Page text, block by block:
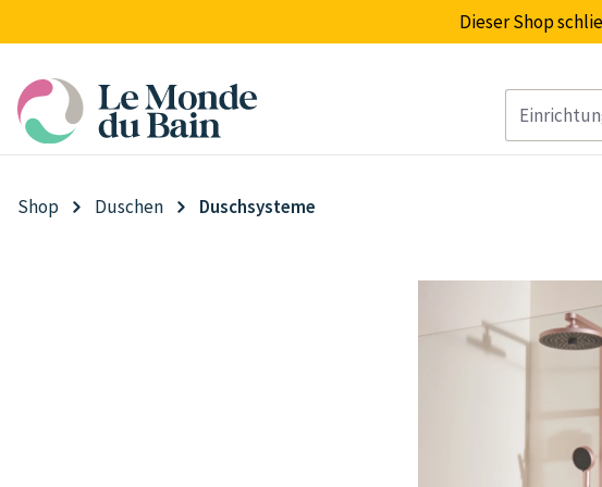
Dieser Shop
Shop Duschen Duschsysteme